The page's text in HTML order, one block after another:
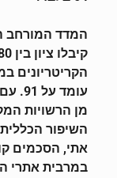
הקריטריונים
מן הרשויות
השיפור
אתי, הסכמים
במרבית אתרי